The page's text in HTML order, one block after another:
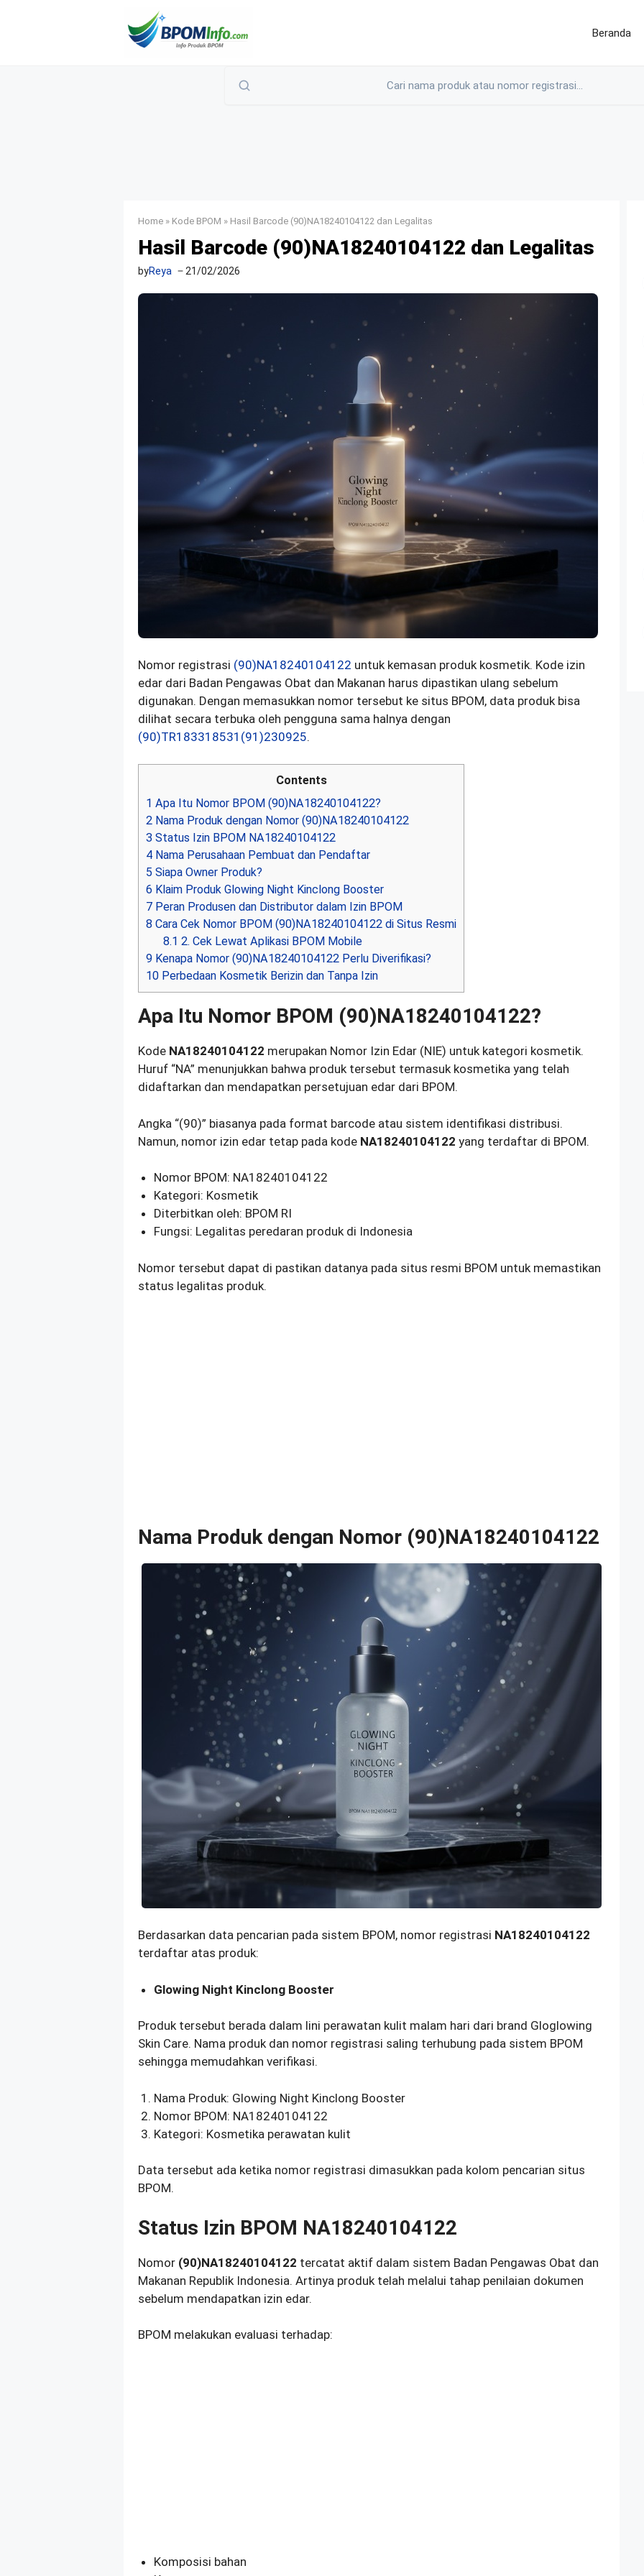
Beranda
Home » Kode BPOM » Hasil Barcode (90)NA18240104122 dan Legalitas
Hasil Barcode (90)NA18240104122 dan Legalitas
byReya 21/02/2026
Nomor registrasi (90)NA18240104122 untuk kemasan produk kosmetik. Kode izin
edar dari Badan Pengawas Obat dan Makanan harus dipastikan ulang sebelum
digunakan. Dengan memasukkan nomor tersebut ke situs BPOM, data produk bisa
dilihat secara terbuka oleh pengguna sama halnya dengan
(90)TR183318531(91)230925.
Contents
1 Apa Itu Nomor BPOM (90)NA18240104122?
2 Nama Produk dengan Nomor (90)NA18240104122
3 Status Izin BPOM NA18240104122
4 Nama Perusahaan Pembuat dan Pendaftar
5 Siapa Owner Produk?
6 Klaim Produk Glowing Night Kinclong Booster
7 Peran Produsen dan Distributor dalam Izin BPOM
8 Cara Cek Nomor BPOM (90)NA18240104122 di Situs Resmi
8.1 2. Cek Lewat Aplikasi BPOM Mobile
9 Kenapa Nomor (90)NA18240104122 Perlu Diverifikasi?
10 Perbedaan Kosmetik Berizin dan Tanpa Izin
Apa Itu Nomor BPOM (90)NA18240104122?
Kode NA18240104122 merupakan Nomor Izin Edar (NIE) untuk kategori kosmetik.
Huruf “NA” menunjukkan bahwa produk tersebut termasuk kosmetika yang telah
didaftarkan dan mendapatkan persetujuan edar dari BPOM.
Angka “(90)” biasanya pada format barcode atau sistem identifikasi distribusi.
Namun, nomor izin edar tetap pada kode NA18240104122 yang terdaftar di BPOM.
Nomor BPOM: NA18240104122
Kategori: Kosmetik
Diterbitkan oleh: BPOM RI
Fungsi: Legalitas peredaran produk di Indonesia
Nomor tersebut dapat di pastikan datanya pada situs resmi BPOM untuk memastikan
status legalitas produk.
Nama Produk dengan Nomor (90)NA18240104122
Berdasarkan data pencarian pada sistem BPOM, nomor registrasi NA18240104122
terdaftar atas produk:
Glowing Night Kinclong Booster
Produk tersebut berada dalam lini perawatan kulit malam hari dari brand Gloglowing
Skin Care. Nama produk dan nomor registrasi saling terhubung pada sistem BPOM
sehingga memudahkan verifikasi.
Nama Produk: Glowing Night Kinclong Booster
Nomor BPOM: NA18240104122
Kategori: Kosmetika perawatan kulit
Data tersebut ada ketika nomor registrasi dimasukkan pada kolom pencarian situs
BPOM.
Status Izin BPOM NA18240104122
Nomor (90)NA18240104122 tercatat aktif dalam sistem Badan Pengawas Obat dan
Makanan Republik Indonesia. Artinya produk telah melalui tahap penilaian dokumen
sebelum mendapatkan izin edar.
BPOM melakukan evaluasi terhadap:
Komposisi bahan